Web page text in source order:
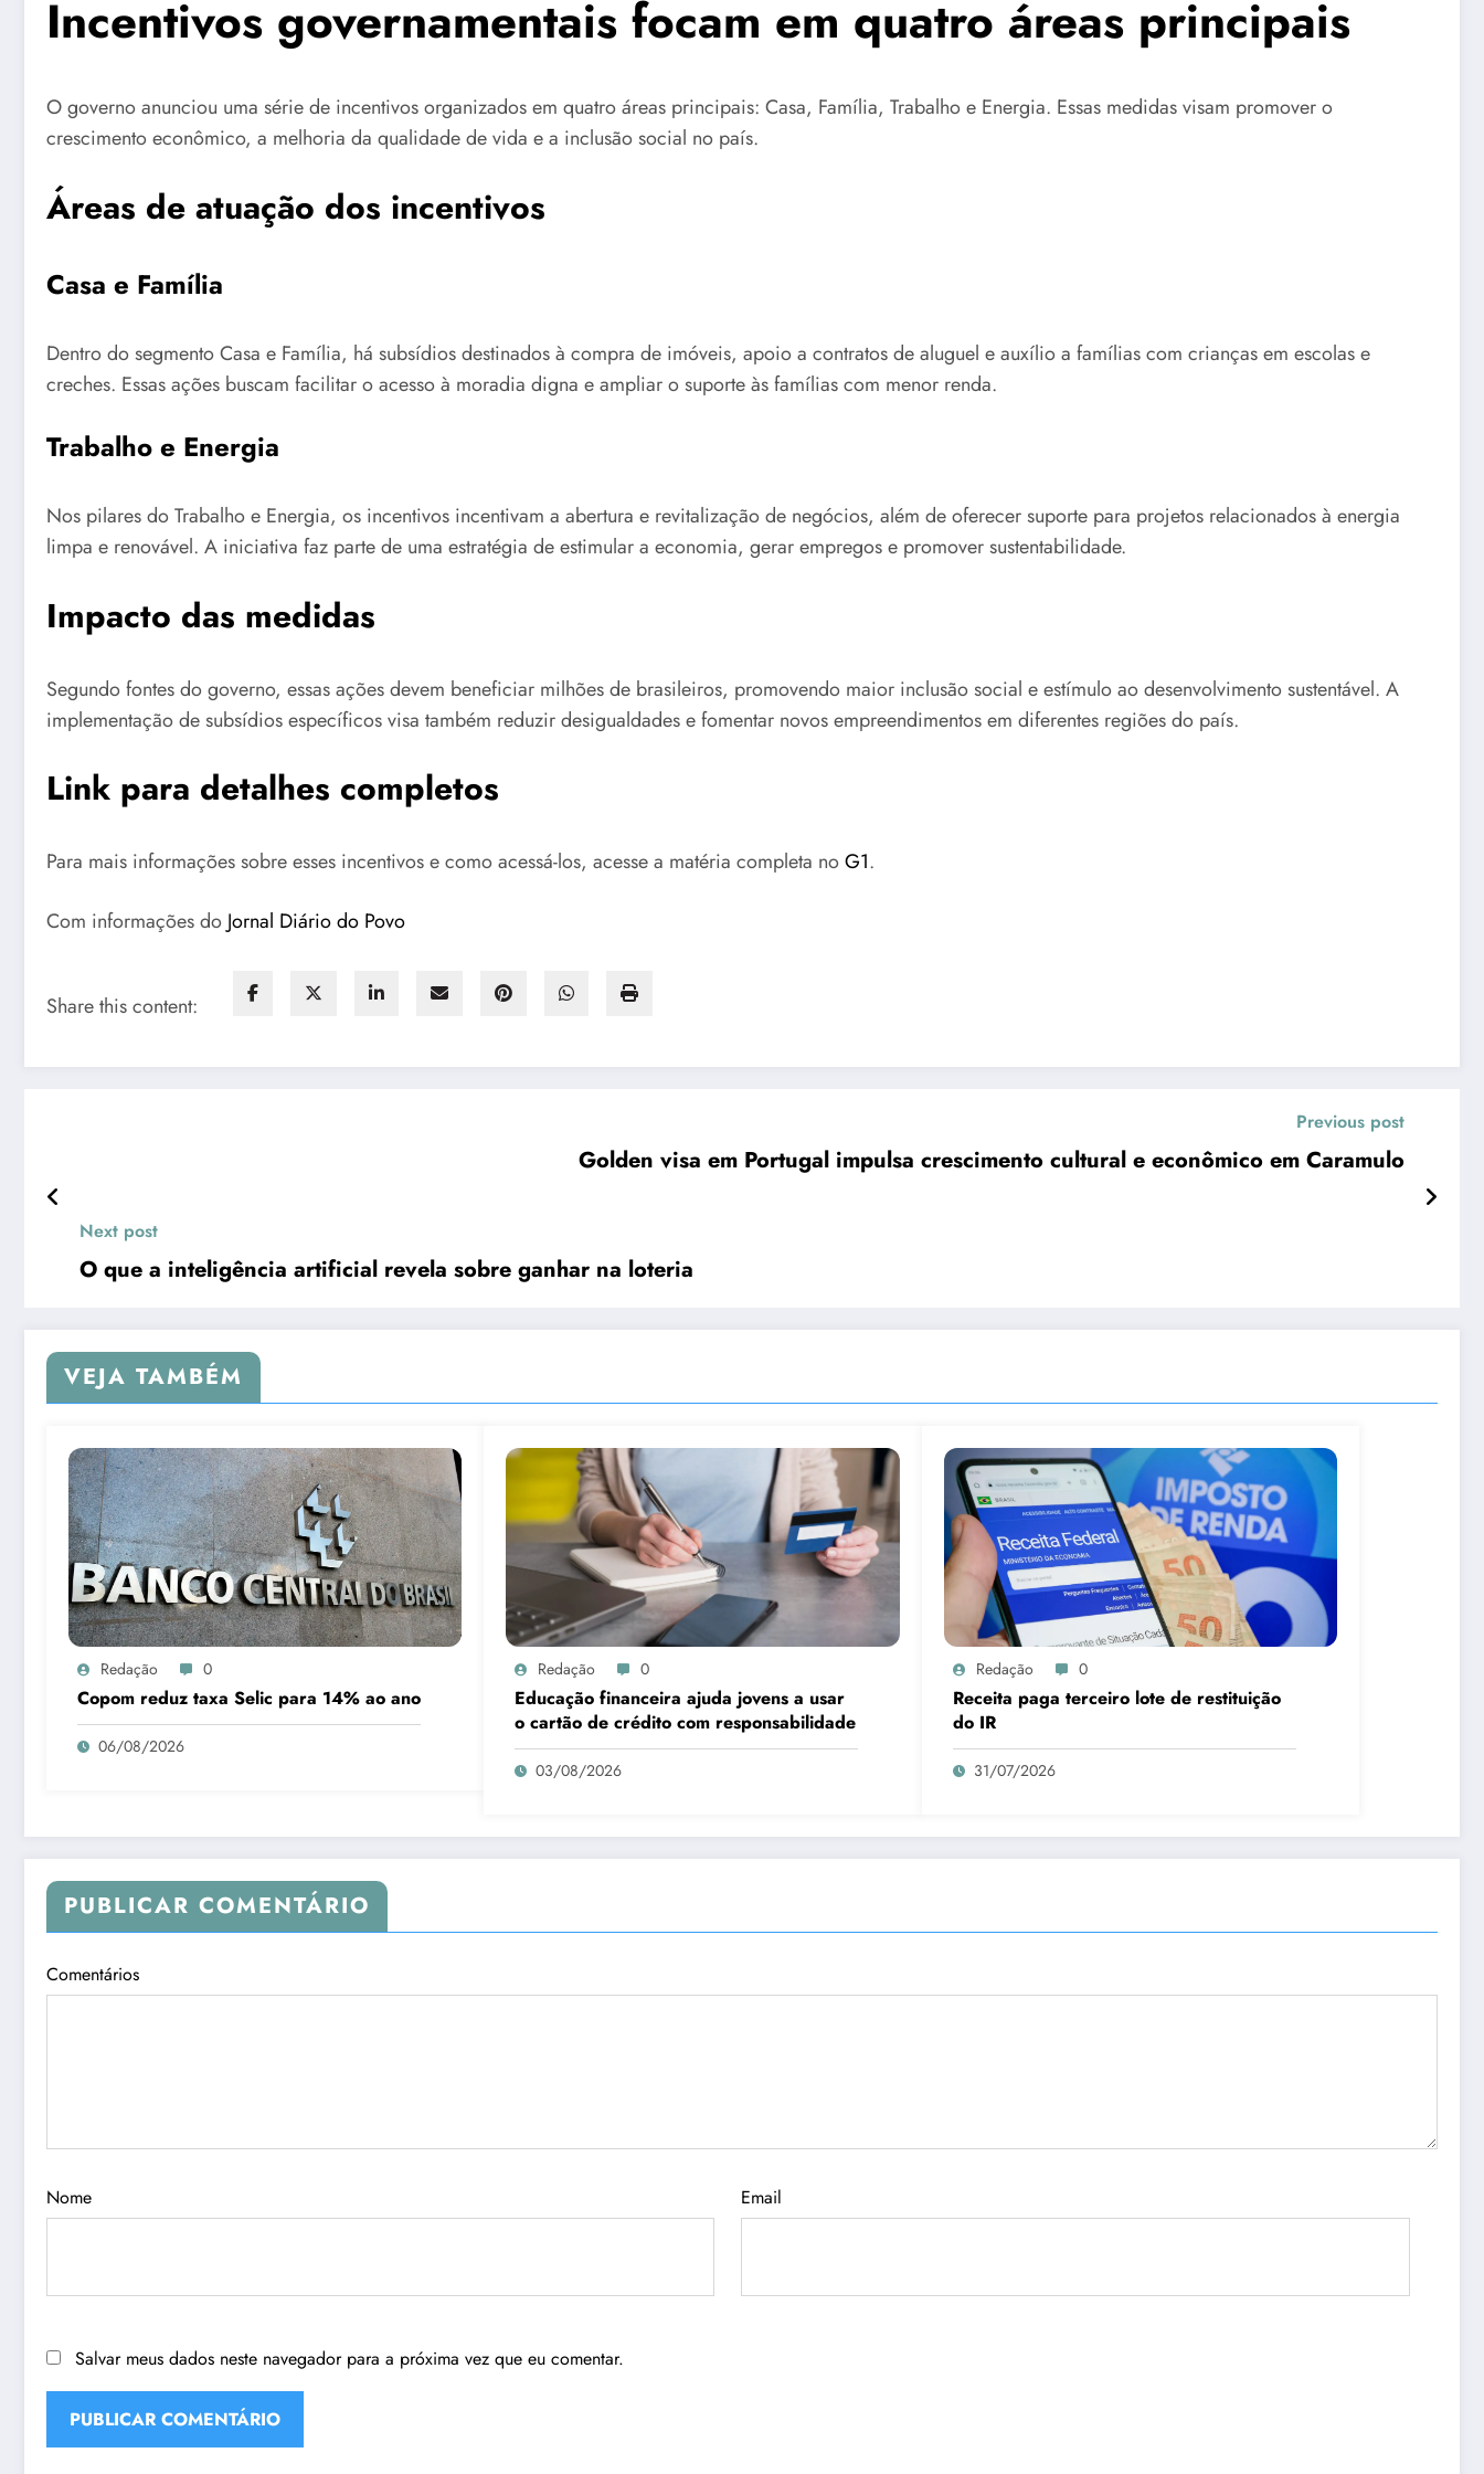
Incentivos governamentais focam em quatro áreas principais
O governo anunciou uma série de incentivos organizados em quatro áreas principais: Casa, Família, Trabalho e Energia. Essas medidas visam promover o
crescimento econômico, a melhoria da qualidade de vida e a inclusão social no país.
Áreas de atuação dos incentivos
Casa e Família
Dentro do segmento Casa e Família, há subsídios destinados à compra de imóveis, apoio a contratos de aluguel e auxílio a famílias com crianças em escolas e
creches. Essas ações buscam facilitar o acesso à moradia digna e ampliar o suporte às famílias com menor renda.
Trabalho e Energia
Nos pilares do Trabalho e Energia, os incentivos incentivam a abertura e revitalização de negócios, além de oferecer suporte para projetos relacionados à energia
limpa e renovável. A iniciativa faz parte de uma estratégia de estimular a economia, gerar empregos e promover sustentabilidade.
Impacto das medidas
Segundo fontes do governo, essas ações devem beneficiar milhões de brasileiros, promovendo maior inclusão social e estímulo ao desenvolvimento sustentável. A
implementação de subsídios específicos visa também reduzir desigualdades e fomentar novos empreendimentos em diferentes regiões do país.
Link para detalhes completos
Para mais informações sobre esses incentivos e como acessá-los, acesse a matéria completa noG1.
Com informações do Jornal Diário do Povo
Share this content:
Previous post
Golden visa em Portugal impulsa crescimento cultural e econômico em Caramulo
Next post
O que a inteligência artificial revela sobre ganhar na loteria
VEJA TAMBÉM
Redação 0
Copom reduz taxa Selic para 14% ao ano
06/08/2026
Redação 0
Educação financeira ajuda jovens a usar
o cartão de crédito com responsabilidade
03/08/2026
Redação 0
Receita paga terceiro lote de restituição
do IR
31/07/2026
PUBLICAR COMENTÁRIO
Comentários
Nome Email
Salvar meus dados neste navegador para a próxima vez que eu comentar.